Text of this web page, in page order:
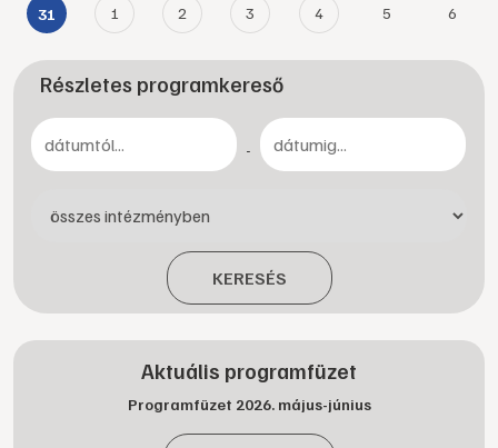
31 1 2 3 4 5 6
Részletes programkereső
-
KERESÉS
Aktuális programfüzet
Programfüzet 2026. május-június